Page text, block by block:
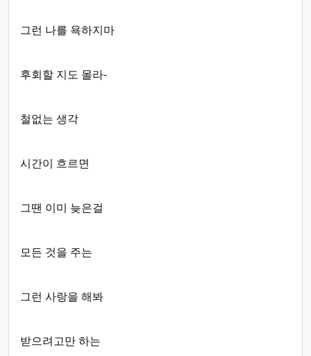
그런 나를 욕하지마
후회할 지도 몰라-
철없는 생각
시간이 흐르면
그땐 이미 늦은걸
모든 것을 주는
그런 사랑을 해봐
받으려고만 하는